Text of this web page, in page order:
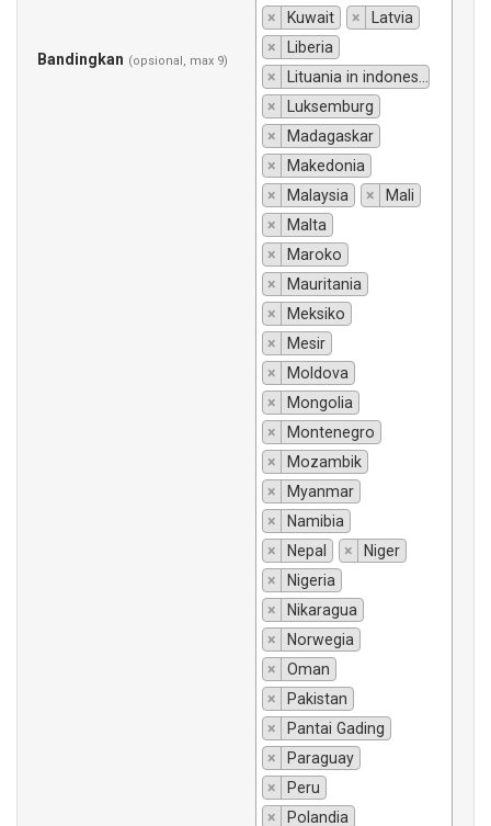
Bandingkan (opsional, max 9)
×
Kuwait ×
Latvia
×
Liberia
×
Lituania in indonesiano si traduce "Lituania".
×
Luksemburg
×
Madagaskar
×
Makedonia
×
Malaysia ×
Mali
×
Malta
×
Maroko
×
Mauritania
×
Meksiko
×
Mesir
×
Moldova
×
Mongolia
×
Montenegro
×
Mozambik
×
Myanmar
×
Namibia
×
Nepal ×
Niger
×
Nigeria
×
Nikaragua
×
Norwegia
×
Oman
×
Pakistan
×
Pantai Gading
×
Paraguay
×
Peru
×
Polandia